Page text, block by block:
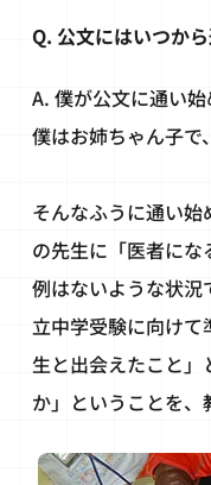
Q. 公文にはいつか
A. 僕が公文に通い
僕はお姉ちゃん子で
そんなふうに通い
の先生に「医者に
例はないような状
立中学受験に向け
生と出会えたこと
か」ということを、